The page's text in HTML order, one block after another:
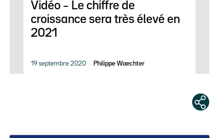
Vidéo – Le chiffre de
croissance sera très élevé en
2021
19 septembre 2020 Philippe Waechter